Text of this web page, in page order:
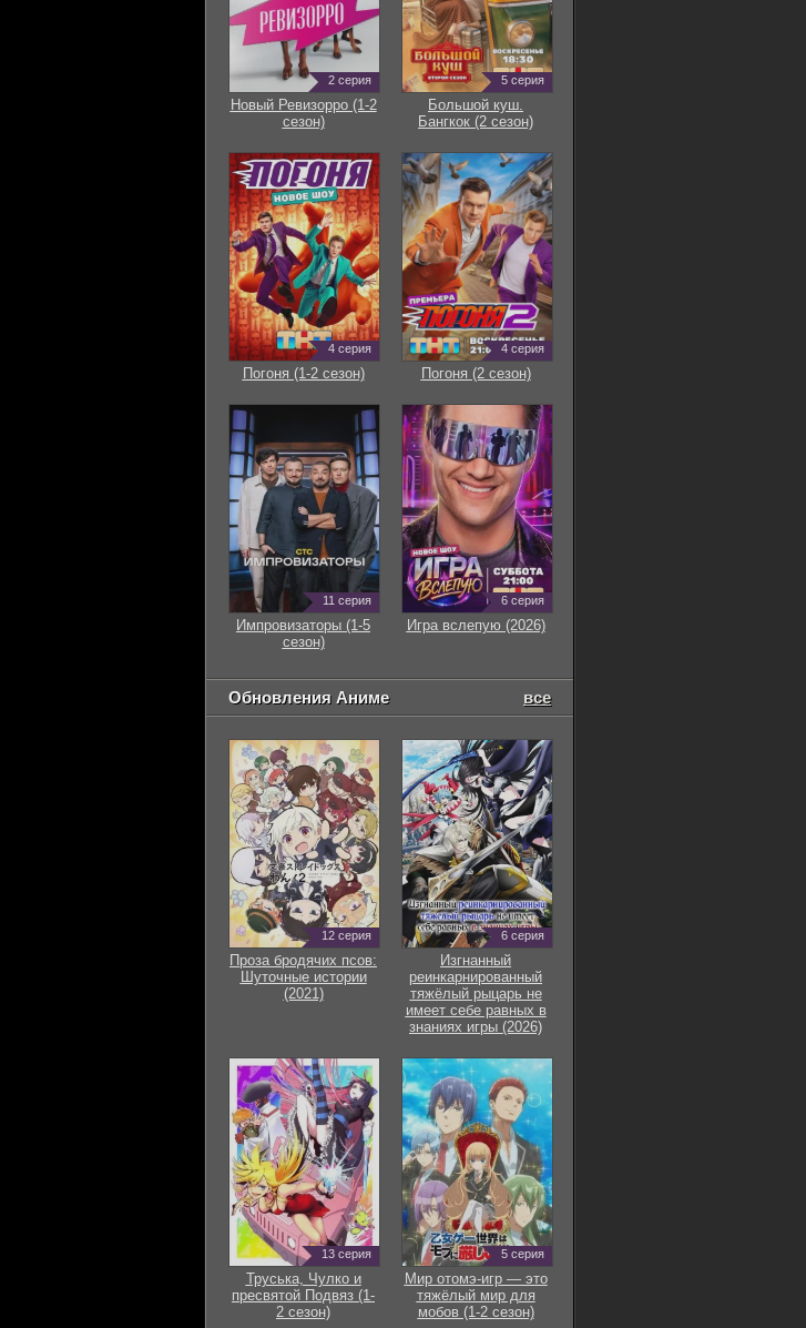
2 серия
Новый Ревизорро (1-2
сезон)
5 серия
Большой куш.
Бангкок (2 сезон)
4 серия
Погоня (1-2 сезон)
4 серия
Погоня (2 сезон)
11 серия
Импровизаторы (1-5
сезон)
6 серия
Игра вслепую (2026)
Обновления Аниме все
12 серия
Проза бродячих псов:
Шуточные истории
(2021)
6 серия
Изгнанный
реинкарнированный
тяжёлый рыцарь не
имеет себе равных в
знаниях игры (2026)
13 серия
Труська, Чулко и
пресвятой Подвяз (1-
2 сезон)
5 серия
Мир отомэ-игр — это
тяжёлый мир для
мобов (1-2 сезон)